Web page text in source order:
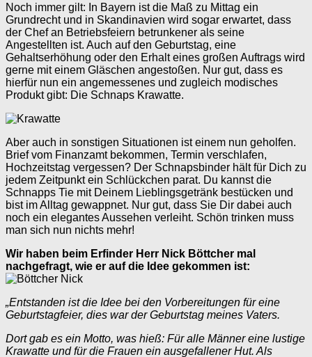
Noch immer gilt: In Bayern ist die Maß zu Mittag ein
Grundrecht und in Skandinavien wird sogar erwartet, dass
der Chef an Betriebsfeiern betrunkener als seine
Angestellten ist. Auch auf den Geburtstag, eine
Gehaltserhöhung oder den Erhalt eines großen Auftrags wird
gerne mit einem Gläschen angestoßen. Nur gut, dass es
hierfür nun ein angemessenes und zugleich modisches
Produkt gibt: Die Schnaps Krawatte.
Aber auch in sonstigen Situationen ist einem nun geholfen.
Brief vom Finanzamt bekommen, Termin verschlafen,
Hochzeitstag vergessen? Der Schnapsbinder hält für Dich zu
jedem Zeitpunkt ein Schlückchen parat. Du kannst die
Schnapps Tie mit Deinem Lieblingsgetränk bestücken und
bist im Alltag gewappnet. Nur gut, dass Sie Dir dabei auch
noch ein elegantes Aussehen verleiht. Schön trinken muss
man sich nun nichts mehr!
Wir haben beim Erfinder Herr Nick Böttcher mal
nachgefragt, wie er auf die Idee gekommen ist:
„Entstanden ist die Idee bei den Vorbereitungen für eine
Geburtstagfeier, dies war der Geburtstag meines Vaters.
Dort gab es ein Motto, was hieß: Für alle Männer eine lustige
Krawatte und für die Frauen ein ausgefallener Hut. Als